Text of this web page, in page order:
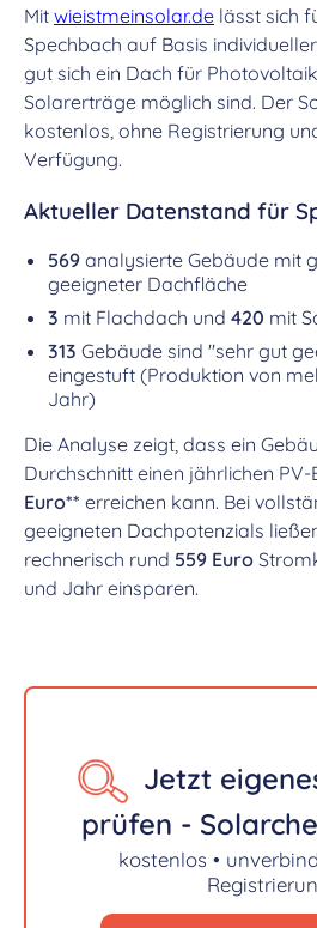
Mit wieistmeinsolar.de lässt sich
Spechbach auf Basis
gut sich ein Dach für
Solarerträge möglich sind. Der
kostenlos, ohne Registrierung
Verfügung.
Aktueller Datenstand für
569 analysierte Gebäude mit
geeigneter Dachfläche
3 mit Flachdach und 420 mit
313 Gebäude sind "sehr gut
eingestuft (Produktion von
Jahr)
Die Analyse zeigt, dass ein
Durchschnitt einen jährlichen
Euro** erreichen kann. Bei
geeigneten Dachpotenzials
rechnerisch rund 559 Euro
und Jahr einsparen.
Jetzt
prüfen -
kostenlos •